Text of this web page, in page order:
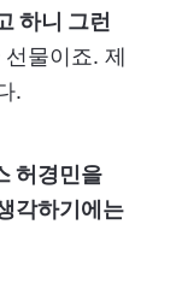
하니 그런
선물이죠. 제
.
허경민을
각하기에는